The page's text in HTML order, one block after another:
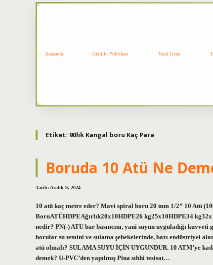
Anasayfa Gizlilik Politikası Yasal Uyarı
Etiket: 90lık Kangal boru Kaç Para
Boruda 10 Atü Ne
Tarih: Aralık 9, 2024
10 atü kaç metre eder? Mavi spiral boru 20 mm 1/2” 10 Atü
BoruATÜHDPEAğırlık20x10HDPE26 kg25x10HDPE34
nedir? PN(-) ATU bar basıncını, yani suyun uyguladığı
borular su temini ve sulama şebekelerinde, bazı endüstriyel
atü olmalı? SULAMA SUYU İÇİN UYGUNDUR. 10 ATM’ye
demek? U-PVC’den yapılmış Pina sıhhi tesisat…